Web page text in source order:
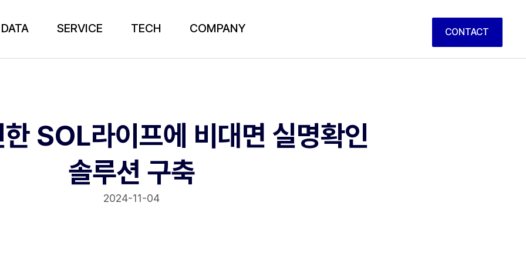
DATA SERVICE TECH COMPANY CONTACT
SOL라이프에 비대면 실명확인
솔루션 구축
2024-11-04